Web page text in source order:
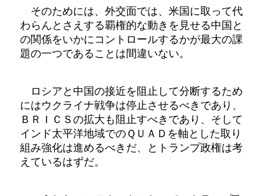
そのためには、外交面では、米国に取って代
わらんとさえする覇権的な動きを見せる中国と
の関係をいかにコントロールするかが最大の課
題の一つであることは間違いない。
ロシアと中国の接近を阻止して分断するため
にはウクライナ戦争は停止させるべきであり、
ＢＲＩＣＳの拡大も阻止すべきであり、そして
インド太平洋地域でのＱＵＡＤを軸とした取り
組み強化は進めるべきだ、とトランプ政権は考
えているはずだ。